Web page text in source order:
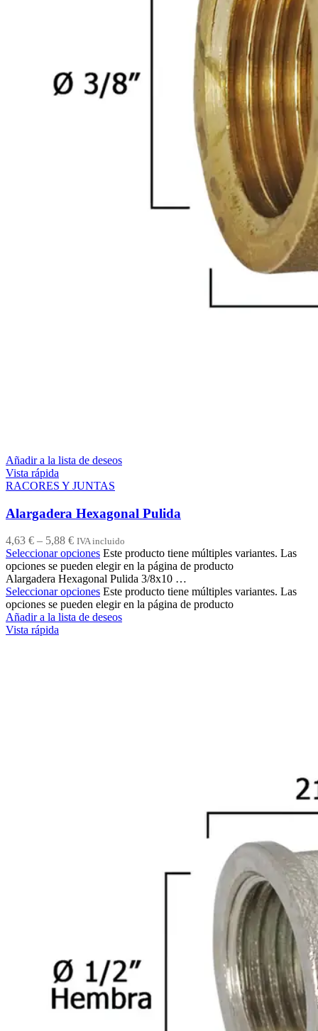
Añadir a la lista de deseos
Vista rápida
RACORES Y JUNTAS
Alargadera Hexagonal Pulida
4,63 € – 5,88 € IVA incluido
Seleccionar opciones Este producto tiene múltiples variantes. Las
opciones se pueden elegir en la página de producto
Alargadera Hexagonal Pulida 3/8x10 …
Seleccionar opciones Este producto tiene múltiples variantes. Las
opciones se pueden elegir en la página de producto
Añadir a la lista de deseos
Vista rápida